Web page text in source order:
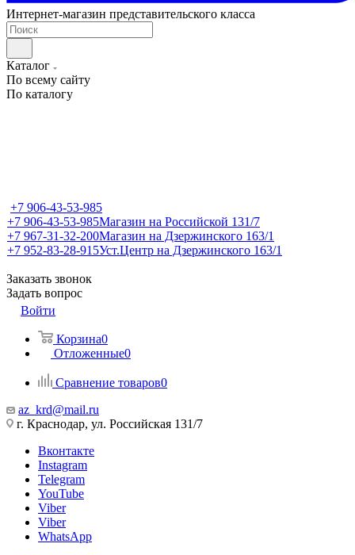
Интернет-магазин представительского класса
Каталог
По всему сайту
По каталогу
+7 906-43-53-985
+7 906-43-53-985Магазин на Российской 131/7
+7 967-31-32-200Магазин на Дзержинского 163/1
+7 952-83-28-915Уст.Центр на Дзержинского 163/1
Заказать звонок
Задать вопрос
Войти
Корзина0
Отложенные0
Сравнение товаров0
az_krd@mail.ru
г. Краснодар, ул. Российская 131/7
Вконтакте
Instagram
Telegram
YouTube
Viber
Viber
WhatsApp